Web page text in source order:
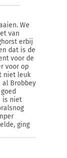
We
van
erbij
dat is de
voor de
voor op
niet leuk
al Brobbey
is niet
ging